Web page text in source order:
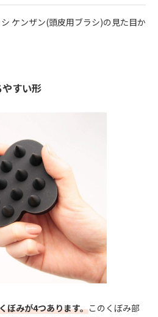
ケンザン(頭皮用ブラシ)の見た目か
すい形
ぼみが4つあります。このくぼみ部